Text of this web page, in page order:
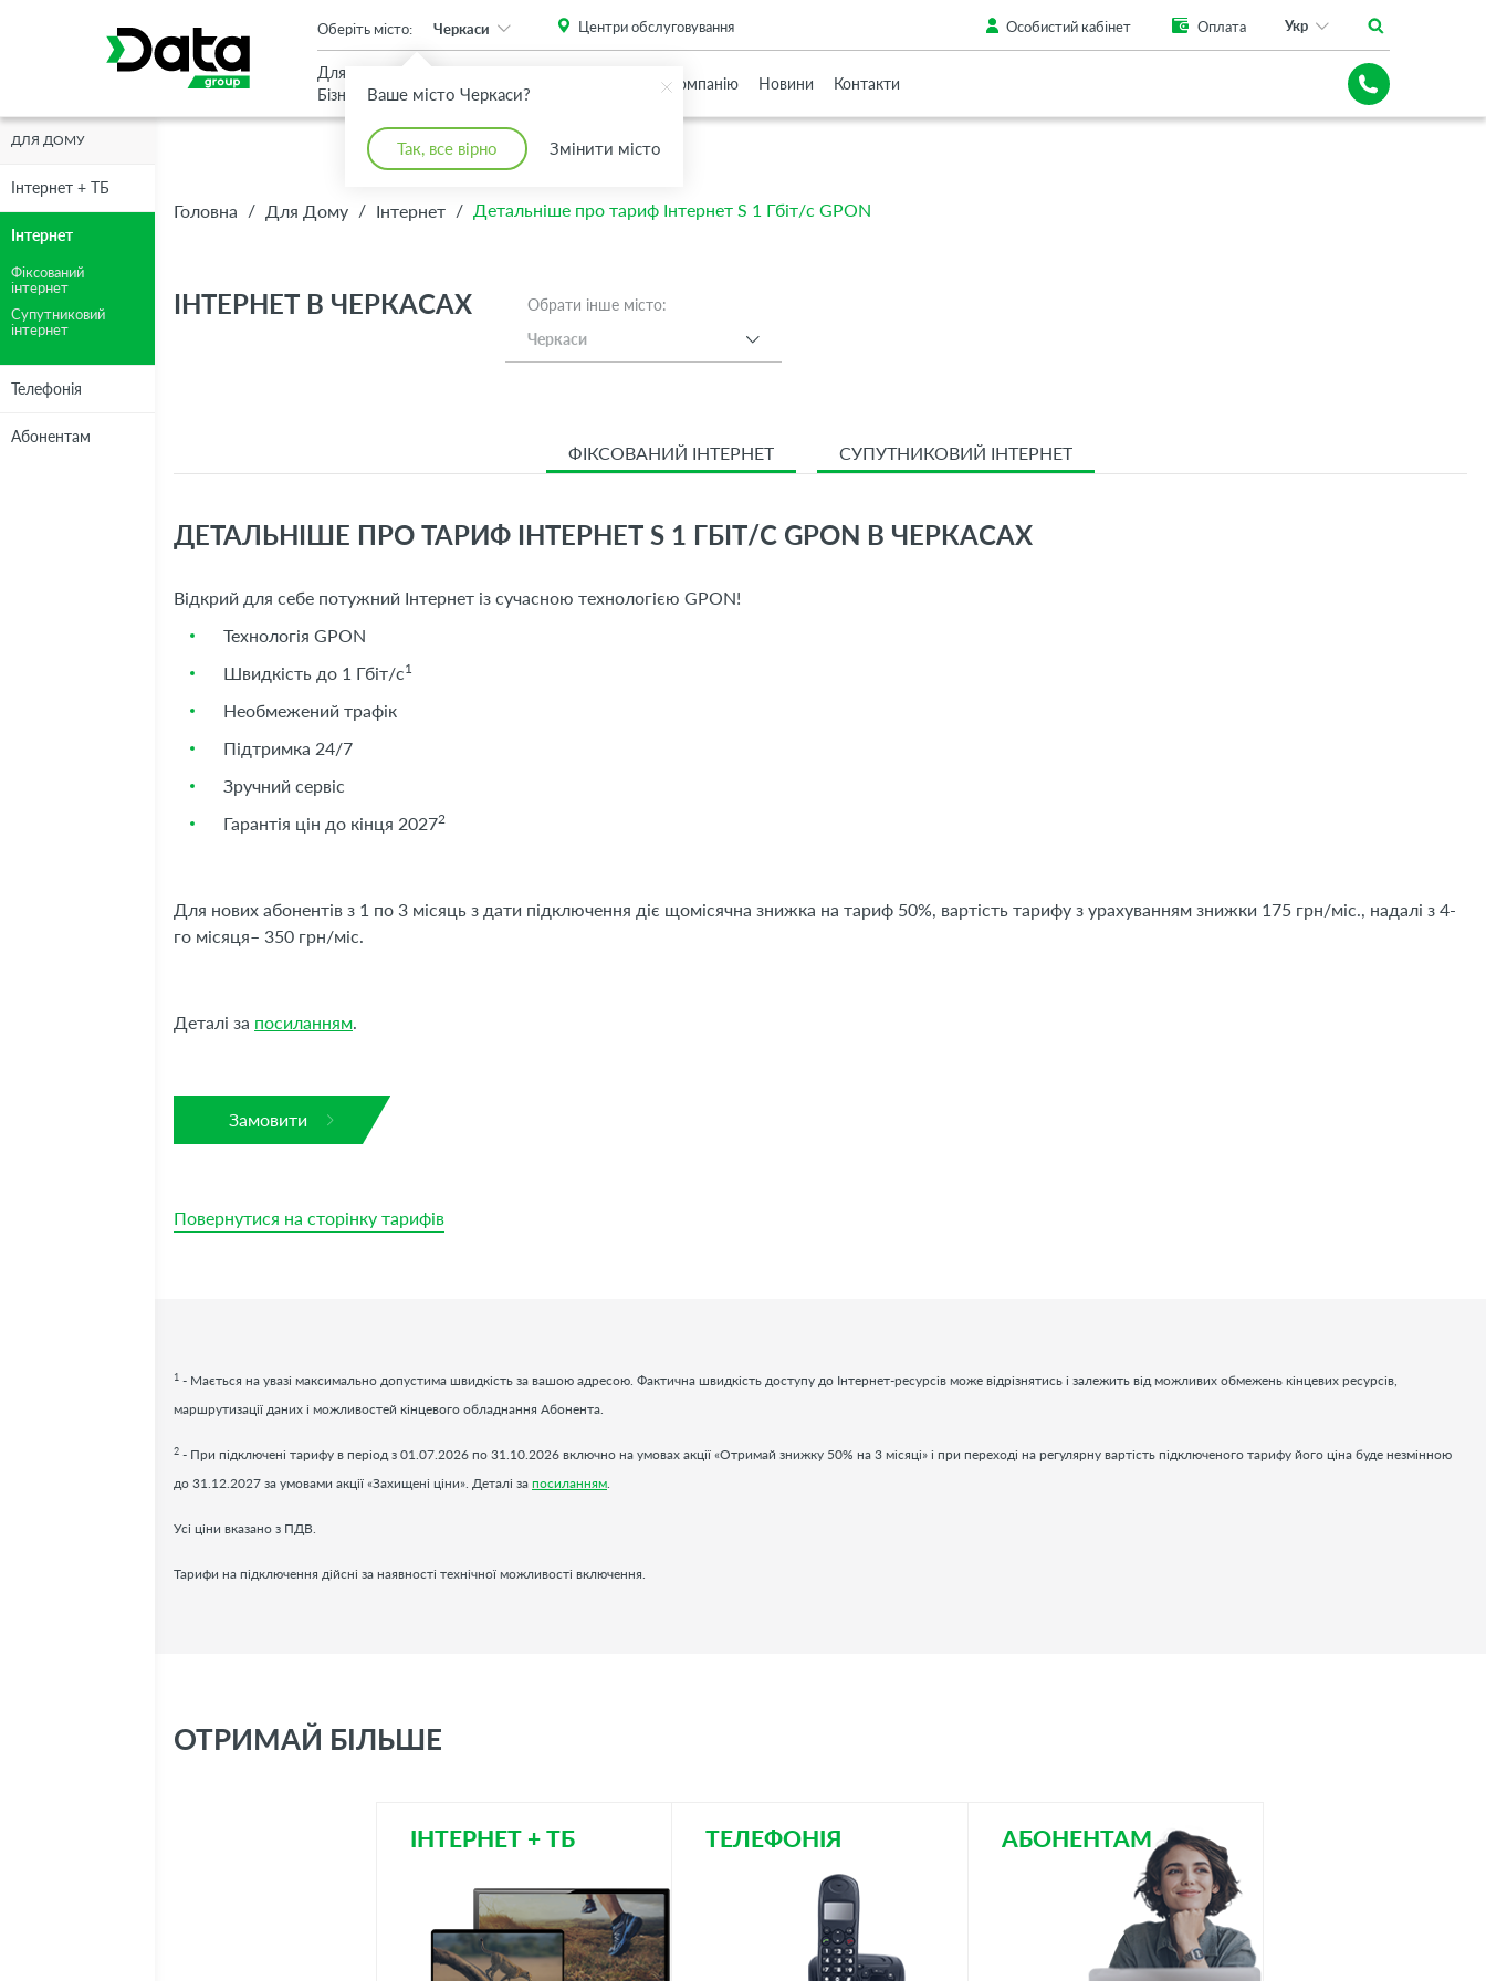
Ваше місто Черкаси?
Так, все вірно Змінити місто
Оберіть місто: Черкаси Центри обслуговування Особистий кабінет Оплата Укр
Для
Бізнесу
Дому
Про Компанію Новини Контакти
ДЛЯ ДОМУ
Інтернет + ТБ
Інтернет
Фіксований
інтернет
Супутниковий
інтернет
Телефонія
Абонентам
Головна / Для Дому / Інтернет / Детальніше про тариф Інтернет S 1 Гбіт/с GPON
ІНТЕРНЕТ В ЧЕРКАСАХ
Обрати інше місто:
Черкаси
ФІКСОВАНИЙ ІНТЕРНЕТ СУПУТНИКОВИЙ ІНТЕРНЕТ
ДЕТАЛЬНІШЕ ПРО ТАРИФ ІНТЕРНЕТ S 1 ГБІТ/С GPON В ЧЕРКАСАХ
Відкрий для себе потужний Інтернет із сучасною технологією GPON!
Технологія GPON
Швидкість до 1 Гбіт/с1
Необмежений трафік
Підтримка 24/7
Зручний сервіс
Гарантія цін до кінця 20272
Для нових абонентів з 1 по 3 місяць з дати підключення діє щомісячна знижка на тариф 50%, вартість тарифу з урахуванням знижки 175 грн/міс., надалі з 4-
го місяця– 350 грн/міс.
Деталі за посиланням.
Замовити
Повернутися на сторінку тарифів
1 - Мається на увазі максимально допустима швидкість за вашою адресою. Фактична швидкість доступу до Інтернет-ресурсів може відрізнятись і залежить від можливих обмежень кінцевих ресурсів,
маршрутизації даних і можливостей кінцевого обладнання Абонента.
2 - При підключені тарифу в період з 01.07.2026 по 31.10.2026 включно на умовах акції «Отримай знижку 50% на 3 місяці» і при переході на регулярну вартість підключеного тарифу його ціна буде незмінною
до 31.12.2027 за умовами акції «Захищені ціни». Деталі за посиланням.
Усі ціни вказано з ПДВ.
Тарифи на підключення дійсні за наявності технічної можливості включення.
ОТРИМАЙ БІЛЬШЕ
ІНТЕРНЕТ + ТБ ТЕЛЕФОНІЯ АБОНЕНТАМ
An important update (Chrome 143) is available for your browser. Please install this critical browser update